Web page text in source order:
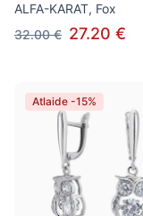
ALFA-KARAT, Fox
32.00 € 27.20 €
Atlaide -15%